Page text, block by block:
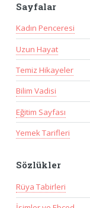
Sayfalar
Kadın Penceresi
Uzun Hayat
Temiz Hikayeler
Bilim Vadisi
Eğitim Sayfası
Yemek Tarifleri
Sözlükler
Rüya Tabirleri